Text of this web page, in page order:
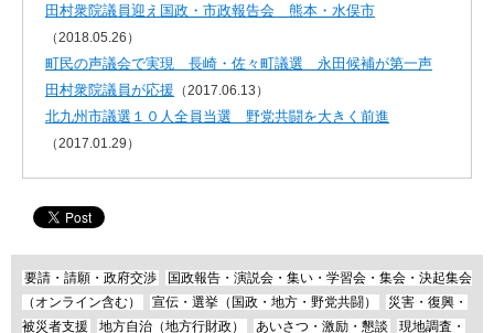
田村衆院議員迎え国政・市政報告会 熊本・水俣市
（2018.05.26）
町民の声議会で実現 長崎・佐々町議選 永田候補が第一声
田村衆院議員が応援 （2017.06.13）
北九州市議選１０人全員当選 野党共闘を大きく前進
（2017.01.29）
要請・請願・政府交渉
国政報告・演説会・集い・学習会・集会・決起集会
（オンライン含む）
宣伝・選挙（国政・地方・野党共闘）
災害・復興・
被災者支援
地方自治（地方行財政） あいさつ・激励・懇談
現地調査・